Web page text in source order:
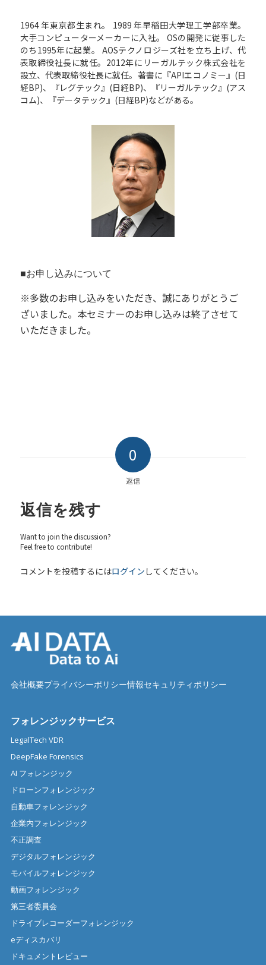
1964 年東京都生まれ。 1989 年早稲田大学理工学部卒業。
大手コンピューターメーカーに入社。 OSの開発に従事した
のち1995年に起業。 AOSテクノロジーズ社を立ち上げ、代
表取締役社長に就任。2012年にリーガルテック株式会社を
設立、代表取締役社長に就任。著書に『APIエコノミー』(日
経BP)、『レグテック』(日経BP)、『リーガルテック』(アス
コム)、『データテック』(日経BP)などがある。
■お申し込みについて
※多数のお申し込みをいただき、誠にありがとうご
ざいました。本セミナーのお申し込みは終了させて
いただきました。
0
返信
返信を残す
Want to join the discussion?
Feel free to contribute!
コメントを投稿するにはログイン してください。
会社概要プライバシーポリシー情報セキュリティポリシー
フォレンジックサービス
LegalTech VDR
DeepFake Forensics
AI フォレンジック
ドローンフォレンジック
自動車フォレンジック
企業内フォレンジック
不正調査
デジタルフォレンジック
モバイルフォレンジック
動画フォレンジック
第三者委員会
ドライブレコーダーフォレンジック
eディスカバリ
ドキュメントレビュー